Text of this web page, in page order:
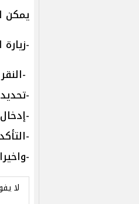
يمكن
-
-
-تحديد العام
-
-
-
لا